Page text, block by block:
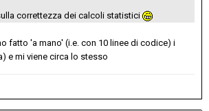
correttezza dei calcoli statistici
fatto 'a mano' (i.e. con 10 linee di codice) i
e mi viene circa lo stesso